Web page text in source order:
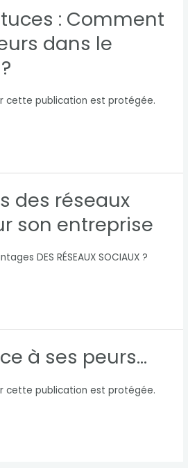
: Comment
dans le
cette publication est protégée.
des réseaux
son entreprise
DES RÉSEAUX SOCIAUX ?
à ses peurs…
cette publication est protégée.